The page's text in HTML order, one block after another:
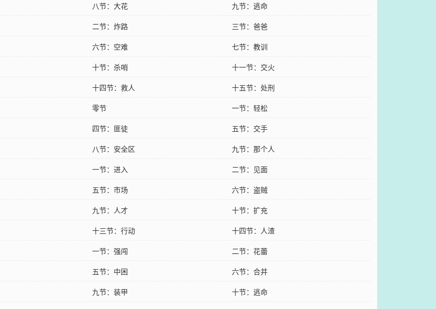
八节：大花
九节：逃命
二节：炸路
三节：爸爸
六节：空难
七节：教训
十节：杀哨
十一节：交火
十四节：救人
十五节：处刑
零节
一节：轻松
四节：匪徒
五节：交手
八节：安全区
九节：那个人
一节：进入
二节：见面
五节：市场
六节：盗贼
九节：人才
十节：扩充
十三节：行动
十四节：人渣
一节：强闯
二节：花蕾
五节：中困
六节：合并
九节：装甲
十节：逃命